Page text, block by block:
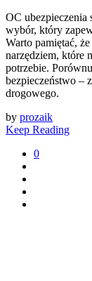
OC
wybór, który
Warto pamiętać,
narzędziem, które
potrzebie.
bezpieczeństwo –
drogowego.
by prozaik
Keep Reading
0